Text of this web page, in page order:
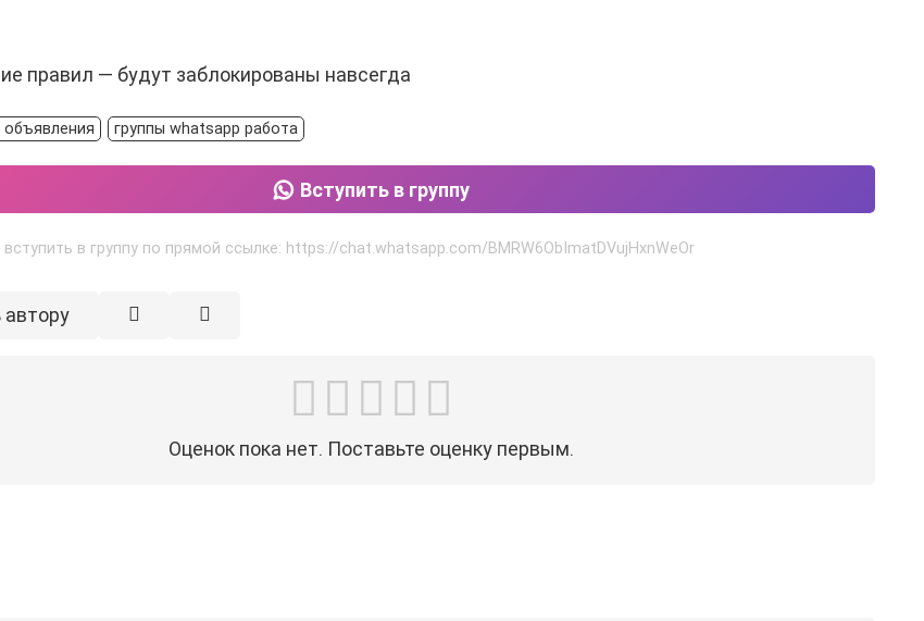
правил — будут заблокированы навсегда
группы whatsapp работа
Вступить в группу
в группу по прямой ссылке: https://chat.whatsapp.com/BMRW6ObImatDVujHxnWeOr
автору
Оценок пока нет. Поставьте оценку первым.